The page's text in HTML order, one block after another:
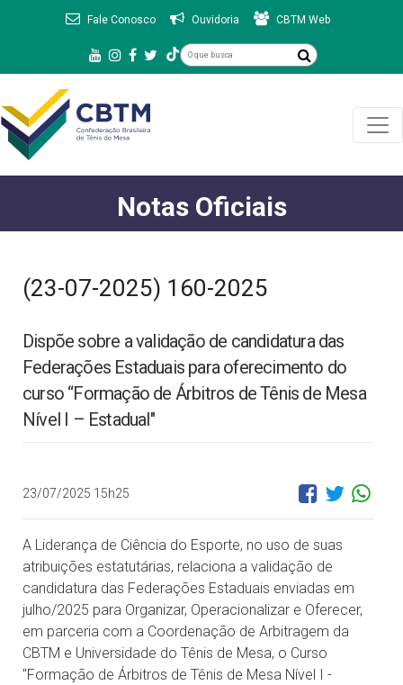
Fale Conosco Ouvidoria CBTM Web
Notas Oficiais
(23-07-2025) 160-2025
Dispõe sobre a validação de candidatura das
Federações Estaduais para oferecimento do
curso “Formação de Árbitros de Tênis de Mesa
Nível I – Estadual"
23/07/2025 15h25
A Liderança de Ciência do Esporte, no uso de suas
atribuições estatutárias, relaciona a validação de
candidatura das Federações Estaduais enviadas em
julho/2025 para Organizar, Operacionalizar e Oferecer,
em parceria com a Coordenação de Arbitragem da
CBTM e Universidade do Tênis de Mesa, o Curso
"Formação de Árbitros de Tênis de Mesa Nível I -